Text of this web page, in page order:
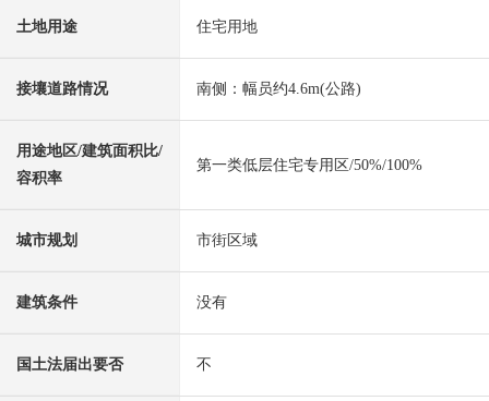
土地用途 住宅用地
接壤道路情况 南侧：幅员约4.6m(公路)
用途地区/建筑面积比/
容积率
第一类低层住宅专用区/50%/100%
城市规划 市街区域
建筑条件 没有
国土法届出要否 不